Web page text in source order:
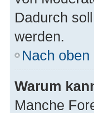
Dadurch
werden.
Nach oben
Warum
Manche